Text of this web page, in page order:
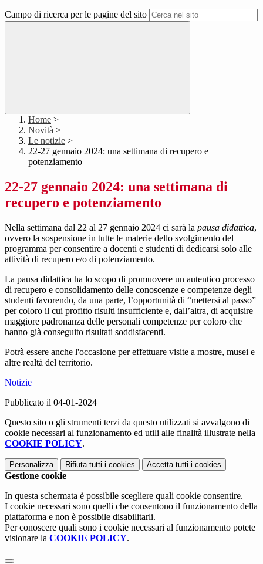
Campo di ricerca per le pagine del sito
Home >
Novità >
Le notizie >
22-27 gennaio 2024: una settimana di recupero e
potenziamento
22-27 gennaio 2024: una settimana di
recupero e potenziamento
Nella settimana dal 22 al 27 gennaio 2024 ci sarà la pausa didattica,
ovvero la sospensione in tutte le materie dello svolgimento del
programma per consentire a docenti e studenti di dedicarsi solo alle
attività di recupero e/o di potenziamento.
La pausa didattica ha lo scopo di promuovere un autentico processo
di recupero e consolidamento delle conoscenze e competenze degli
studenti favorendo, da una parte, l’opportunità di “mettersi al passo”
per coloro il cui profitto risulti insufficiente e, dall’altra, di acquisire
maggiore padronanza delle personali competenze per coloro che
hanno già conseguito risultati soddisfacenti.
Potrà essere anche l'occasione per effettuare visite a mostre, musei e
altre realtà del territorio.
Notizie
Pubblicato il 04-01-2024
Questo sito o gli strumenti terzi da questo utilizzati si avvalgono di
cookie necessari al funzionamento ed utili alle finalità illustrate nella
COOKIE POLICY.
Personalizza Rifiuta tutti i cookies Accetta tutti i cookies
Gestione cookie
In questa schermata è possibile scegliere quali cookie consentire.
I cookie necessari sono quelli che consentono il funzionamento della
piattaforma e non è possibile disabilitarli.
Per conoscere quali sono i cookie necessari al funzionamento potete
visionare la COOKIE POLICY.